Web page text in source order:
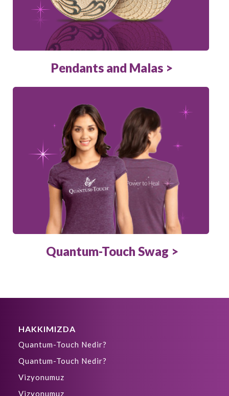
Pendants and Malas >
Quantum-Touch Swag >
HAKKIMIZDA
Quantum-Touch Nedir?
Quantum-Touch Nedir?
Vizyonumuz
Vizyonumuz